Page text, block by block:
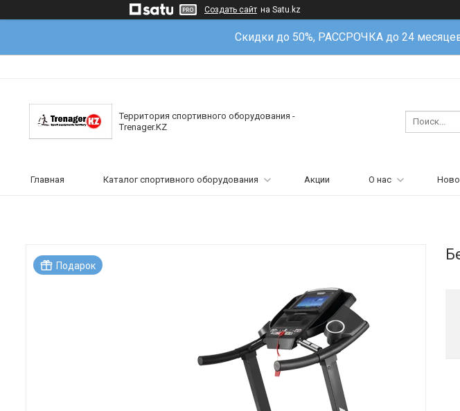
Создать сайт на Satu.kz
Скидки до 50%, РАССРОЧКА до 24
Территория спортивного оборудования -
Trenager.KZ
Главная Каталог спортивного оборудования Акции О нас
Подарок